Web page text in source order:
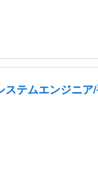
ステムエンジニア